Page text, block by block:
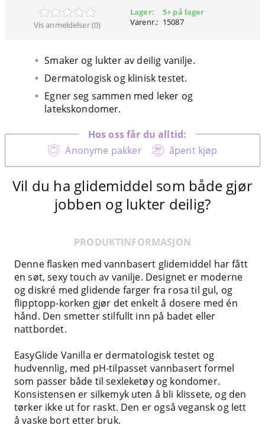
Vis anmeldelser (0)
Lager:
Varenr.:
5+ på lager
15087
Smaker og lukter av deilig vanilje.
Dermatologisk og klinisk testet.
Egner seg sammen med leker og
latekskondomer.
Anonyme pakker åpent kjøp
Hos oss får du alltid:
Vil du ha glidemiddel som både gjør
jobben og lukter deilig?
PRODUKTINFORMASJON
Denne flasken med vannbasert glidemiddel har fått
en søt, sexy touch av vanilje. Designet er moderne
og diskré med glidende farger fra rosa til gul, og
flipptopp-korken gjør det enkelt å dosere med én
hånd. Den smetter stilfullt inn på badet eller
nattbordet.
EasyGlide Vanilla er dermatologisk testet og
hudvennlig, med pH-tilpasset vannbasert formel
som passer både til sexleketøy og kondomer.
Konsistensen er silkemyk uten å bli klissete, og den
tørker ikke ut for raskt. Den er også vegansk og lett
å vaske bort etter bruk.